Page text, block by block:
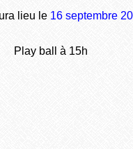
lieu le 16 septembre
Play ball à 15h